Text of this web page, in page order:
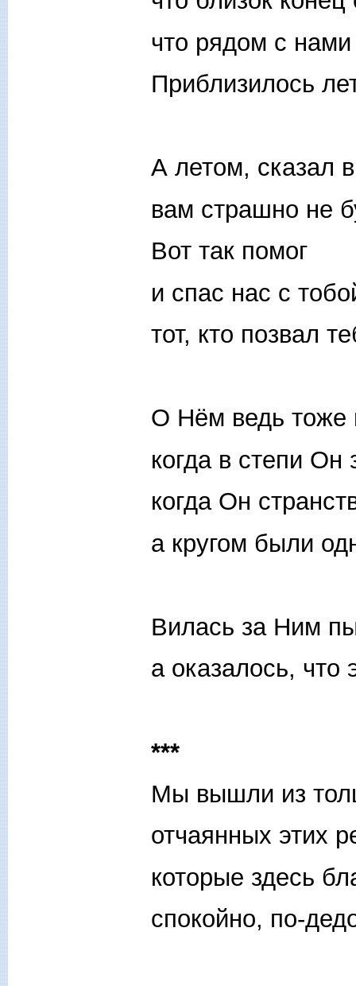
что рядом с
Приблизилось
А летом, сказал
вам страшно не
Вот так помог
и спас нас с
тот, кто позвал
О Нём ведь тоже
когда в степи Он
когда Он
а кругом были
Вилась за Ним
а оказалось, что
***
Мы вышли из
отчаянных этих
которые здесь
спокойно, по-